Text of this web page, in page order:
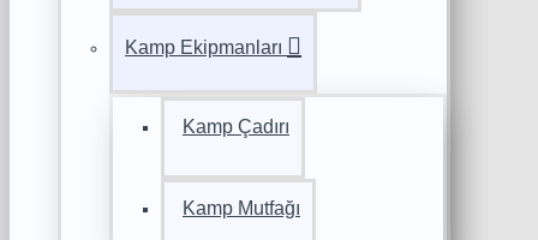
Kamp Ekipmanları
Kamp Çadırı
Kamp Mutfağı